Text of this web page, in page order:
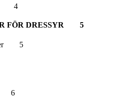
4
FÖR DRESSYR 5
5
6